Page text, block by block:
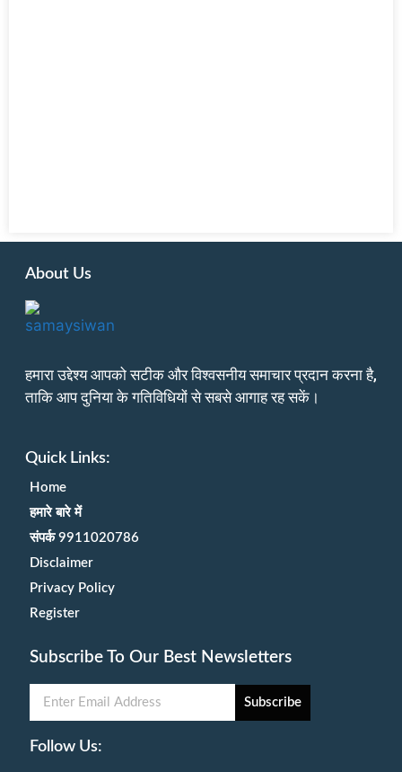
About Us
हमारा उद्देश्य आपको सटीक और विश्वसनीय समाचार प्रदान करना है,
ताकि आप दुनिया के गतिविधियों से सबसे आगाह रह सकें।
Quick Links:
Home
हमारे बारे में
संपर्क 9911020786
Disclaimer
Privacy Policy
Register
Subscribe To Our Best Newsletters
Subscribe
Follow Us: